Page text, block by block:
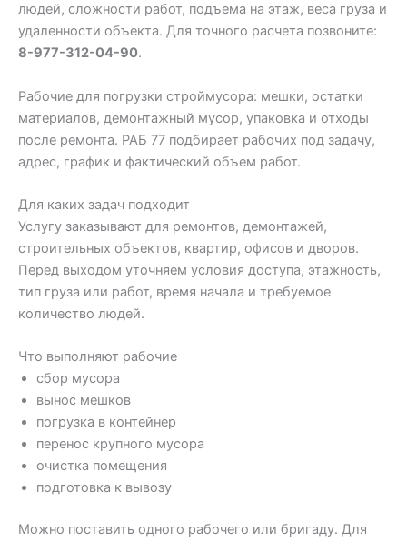
людей, сложности работ, подъема на этаж, веса груза и
удаленности объекта. Для точного расчета позвоните:
8-977-312-04-90.
Рабочие для погрузки строймусора: мешки, остатки
материалов, демонтажный мусор, упаковка и отходы
после ремонта. РАБ 77 подбирает рабочих под задачу,
адрес, график и фактический объем работ.
Для каких задач подходит
Услугу заказывают для ремонтов, демонтажей,
строительных объектов, квартир, офисов и дворов.
Перед выходом уточняем условия доступа, этажность,
тип груза или работ, время начала и требуемое
количество людей.
Что выполняют рабочие
сбор мусора
вынос мешков
погрузка в контейнер
перенос крупного мусора
очистка помещения
подготовка к вывозу
Можно поставить одного рабочего или бригаду. Для